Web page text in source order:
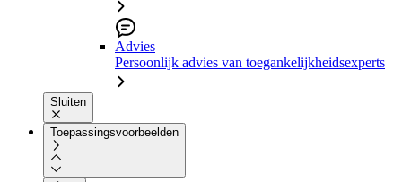
Advies
Persoonlijk advies van toegankelijkheidsexperts
Sluiten
Toepassingsvoorbeelden